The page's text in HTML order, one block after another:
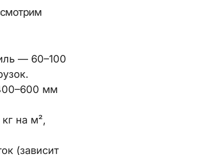
— 60–100
мм
на м²,
(зависит